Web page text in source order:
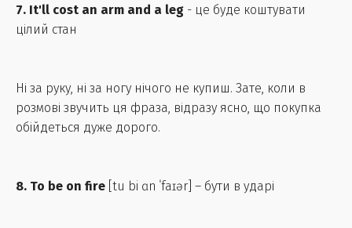
7. It'll cost an arm and a leg - це буде коштувати
цілий стан
Ні за руку, ні за ногу нічого не купиш. Зате, коли в
розмові звучить ця фраза, відразу ясно, що покупка
обійдеться дуже дорого.
8. To be on fire [tu bi ɑn ˈfaɪər] – бути в ударі